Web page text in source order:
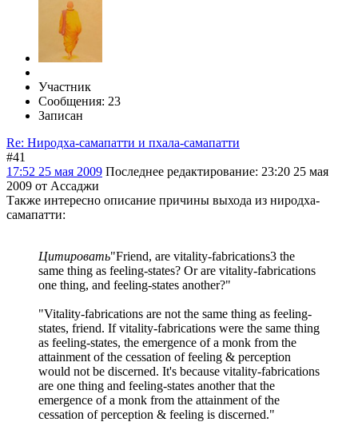
Участник
Сообщения: 23
Записан
Re: Ниродха-самапатти и пхала-самапатти
#41
17:52 25 мая 2009 Последнее редактирование: 23:20 25 мая
2009 от Ассаджи
Также интересно описание причины выхода из ниродха-
самапатти:
Цитировать"Friend, are vitality-fabrications3 the
same thing as feeling-states? Or are vitality-fabrications
one thing, and feeling-states another?"
"Vitality-fabrications are not the same thing as feeling-
states, friend. If vitality-fabrications were the same thing
as feeling-states, the emergence of a monk from the
attainment of the cessation of feeling & perception
would not be discerned. It's because vitality-fabrications
are one thing and feeling-states another that the
emergence of a monk from the attainment of the
cessation of perception & feeling is discerned."